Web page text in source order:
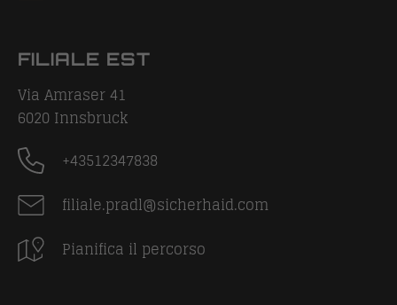
FILIALE EST
Via Amraser 41
6020 Innsbruck
+43512347838
filiale.pradl@sicherhaid.com
Pianifica il percorso